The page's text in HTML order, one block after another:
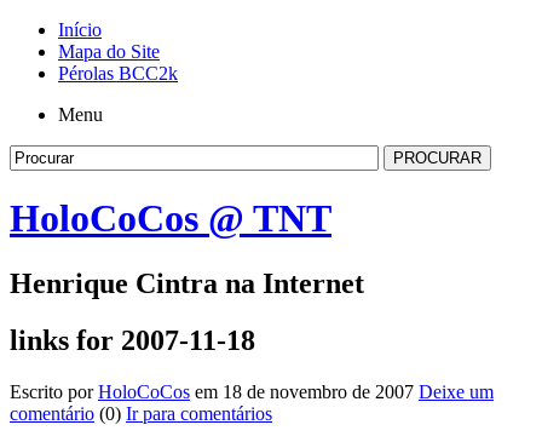
Início
Mapa do Site
Pérolas BCC2k
Menu
HoloCoCos @ TNT
Henrique Cintra na Internet
links for 2007-11-18
Escrito porHoloCoCos em 18 de novembro de 2007 Deixe um
comentário (0) Ir para comentários